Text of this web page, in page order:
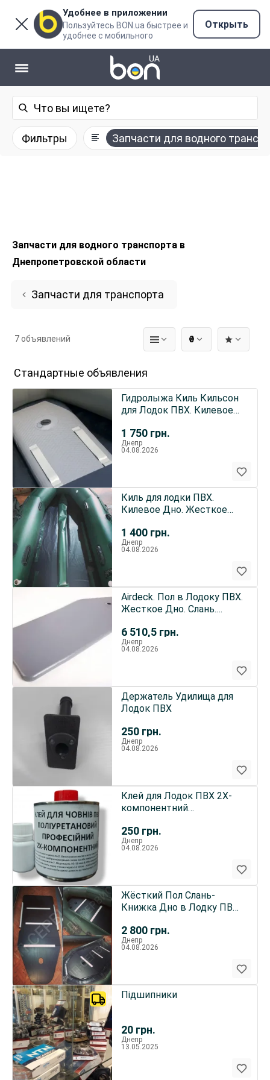
Удобнее в приложении
Пользуйтесь BON.ua быстрее и
удобнее с мобильного
Открыть
Фильтры Запчасти для водного
Запчасти для водного транспорта в
Днепропетровской области
Запчасти для транспорта
₴
7 объявлений
Стандартные объявления
1 750 грн.
Гидролыжа Киль Кильсон
для Лодок ПВХ. Килевое
Днепр
04.08.2026
1 400 грн.
Киль для лодки ПВХ.
Килевое Дно. Жесткое
Днепр
04.08.2026
6 510,5 грн.
Airdeck. Пол в Лодоку ПВХ.
Жесткое Дно. Слань.
Днепр
04.08.2026
250 грн.
Держатель Удилища для
Лодок ПВХ
Днепр
04.08.2026
250 грн.
Клей для Лодок ПВХ 2Х-
компонентний
Днепр
04.08.2026
2 800 грн.
Жёсткий Пол Слань-
Книжка Дно в Лодку ПВХ
Лодок
Днепр
04.08.2026
20 грн.
Підшипники
Днепр
13.05.2025